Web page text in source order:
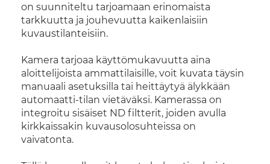
on suunniteltu tarjoamaan erinomaista
tarkkuutta ja jouhevuutta kaikenlaisiin
kuvaustilanteisiin.
Kamera tarjoaa käyttömukavuutta aina
aloittelijoista ammattilaisille, voit kuvata täysin
manuaali asetuksilla tai heittäytyä älykkään
automaatti-tilan vietäväksi. Kamerassa on
integroitu sisäiset ND filtterit, joiden avulla
kirkkaissakin kuvausolosuhteissa on
vaivatonta.